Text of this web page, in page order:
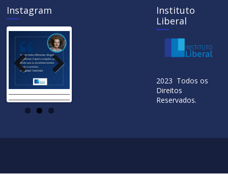
Instagram
ous
Instituto
Liberal
2023 Todos os
Direitos
Reservados.